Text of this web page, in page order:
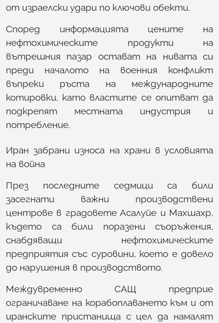
от израелски удари по ключови обекти.
Според информацията цените на
нефтохимическите продукти на
вътрешния пазар остават на нивата си
преди началото на военния конфликт
въпреки ръста на международните
котировки, като властите се опитват да
подкрепят местната индустрия и
потребление.
Иран забрани износа на храни в условията
на война
През последните седмици са били
засегнати важни производствени
центрове в градовете Асалуйе и Махшахр,
където са били поразени съоръжения,
снабдяващи нефтохимическите
предприятия със суровини, което е довело
до нарушения в производството.
Междувременно САЩ предприе
ограничаване на корабоплаването към и от
иранските пристанища с цел да намалят